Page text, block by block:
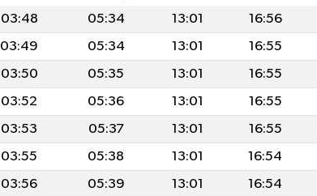
03:48 05:34 13:01 16:56
03:49 05:34 13:01 16:55
03:50 05:35 13:01 16:55
03:52 05:36 13:01 16:55
03:53 05:37 13:01 16:55
03:55 05:38 13:01 16:54
03:56 05:39 13:01 16:54